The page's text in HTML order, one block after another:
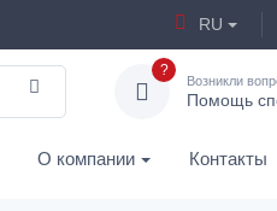
RU
?
Возникли
Помощь
О компании Контакты